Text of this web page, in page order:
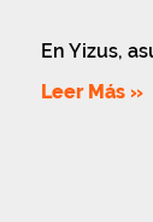
En Yizus,
Leer Más »